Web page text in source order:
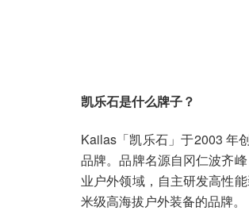
凯乐石是什么牌子？
Kailas「凯乐石」于2003 年
品牌。品牌名源自冈仁波齐
业户外领域，自主研发高性
米级高海拔户外装备的品牌。